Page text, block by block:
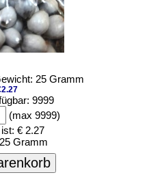
25 Gramm
9999
(max 9999)
€ 2.27
25 Gramm